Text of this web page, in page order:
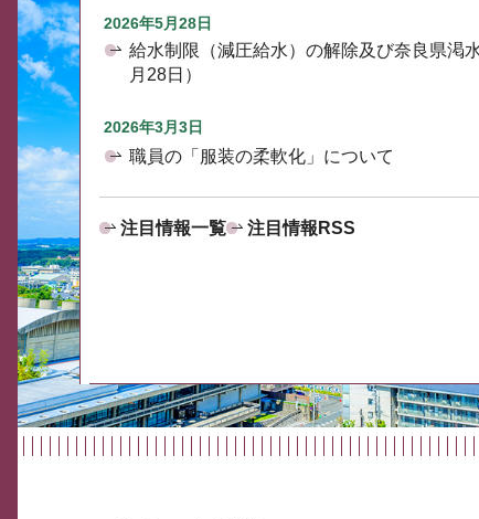
2026年5月28日
給水制限（減圧給水）の解除及び奈良県渇
月28日）
2026年3月3日
職員の「服装の柔軟化」について
注目情報一覧 注目情報RSS